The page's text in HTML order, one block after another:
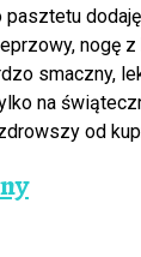
pasztetu
nogę
smaczny,
na
od